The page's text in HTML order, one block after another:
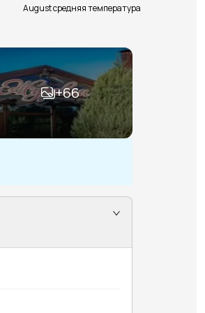
August средняя температура
+66